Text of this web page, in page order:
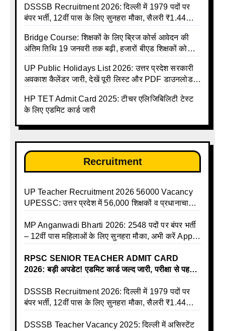
DSSSB Recruitment 2026: दिल्ली में 1979 पदों पर
बंपर भर्ती, 12वीं पास के लिए सुनहरा मौका, सैलरी ₹1.44
Bridge Course: शिक्षकों के लिए ब्रिज कोर्स आवेदन की
अंतिम तिथि 19 जनवरी तक बढ़ी, हजारों बीएड शिक्षकों को
UP Public Holidays List 2026: उत्तर प्रदेश सरकारी
अवकाश कैलेंडर जारी, देखें पूरी लिस्ट और PDF डाउनलोड
talika | Sarkari Avkash Talika | Up Holidays List |
Holidays Calendar
HP TET Admit Card 2025: टीचर एलिजिबिलिटी टेस्ट
के लिए एडमिट कार्ड जारी
Recruitment
UP Teacher Recruitment 2026 56000 Vacancy
UPESSC: उत्तर प्रदेश में 56,000 शिक्षकों व प्रधानाचार्यों
MP Anganwadi Bharti 2026: 2548 पदों पर बंपर भर्ती
– 12वीं पास महिलाओं के लिए सुनहरा मौका, अभी करें Apply
RPSC SENIOR TEACHER ADMIT CARD
2026: बड़ी अपडेट! एडमिट कार्ड जल्द जारी, परीक्षा से पहले
DSSSB Recruitment 2026: दिल्ली में 1979 पदों पर
बंपर भर्ती, 12वीं पास के लिए सुनहरा मौका, सैलरी ₹1.44
DSSSB Teacher Vacancy 2025: दिल्ली में असिस्टेंट